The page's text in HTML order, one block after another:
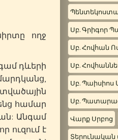
ողջ
դևերի
համար
Անգամ
ուզում է
Սբ. Գրիգոր
Սբ. Հովհան
Սբ.
Սբ. Պաիսիոս
Սբ.
Վարք Սրբոց
Տերունական